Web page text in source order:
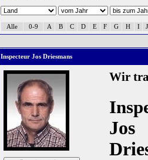
Alle 0-9 A B C D E F G H I J
Inspecteur Jos Driesmans
Wir
Jos